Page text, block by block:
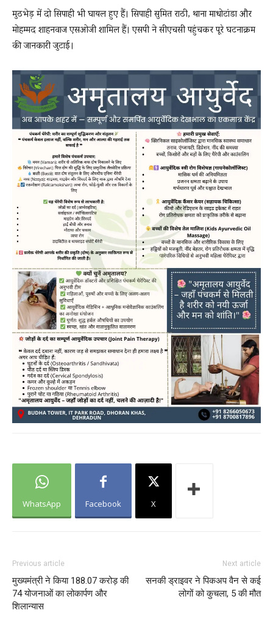
मुठभेड़ में दो सिपाही भी घायल हुए हैं। सिपाही सुमित राठी, थाना माधोटांडा और
मोहम्मद शाहनवाज एसओजी शामिल हैं। एसपी ने सीएचसी पहुंचकर पूरे घटनाक्रम
की जानकारी जुटाई।
WhatsApp Facebook X
Previous article
मुख्यमंत्री ने किया 188.07 करोड़ की
74 योजनाओं का लोकार्पण और
शिलान्यास
Next article
सनकी ड्राइवर ने पिकअप वैन से कई
लोगों को कुचला, 5 की मौत